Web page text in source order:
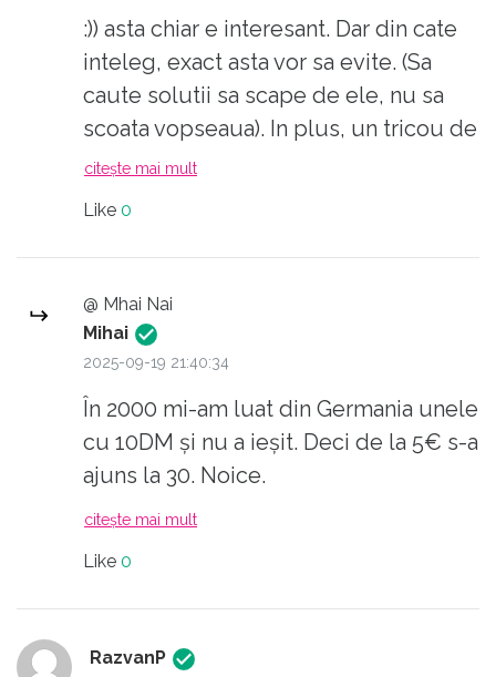
cum iese culoarea de pe ele, dar
după ce a intrat în celelalte haine,
rămâne acolo.
:)) asta chiar e interesant. Dar din cate
inteleg, exact asta vor sa evite. (Sa
caute solutii sa scape de ele, nu sa
scoata vopseaua). In plus, un tricou de
30EUR nu pierde vopsea.
citește mai mult
Like 0
@ Mhai Nai
Mihai
2025-09-19 21:40:34
În 2000 mi-am luat din Germania unele
cu 10DM și nu a ieșit. Deci de la 5€ s-a
ajuns la 30. Noice.
citește mai mult
Like 0
RazvanP